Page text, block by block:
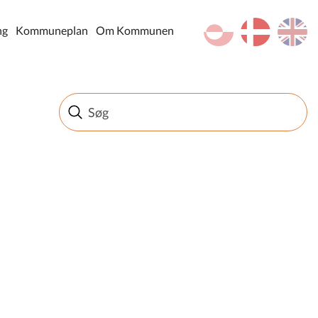
en
da
kl-GL
Kommuneplan Om Kommunen